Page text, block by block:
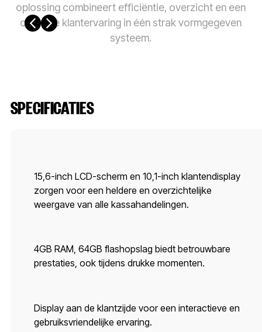
oplossing combineert efficiëntie, overzicht en een
optimale klantervaring in één strak vormgegeven
systeem.
SPECIFICATIES
15,6-inch LCD-scherm en 10,1-inch klantendisplay
zorgen voor een heldere en overzichtelijke
weergave van alle kassahandelingen.
4GB RAM, 64GB flashopslag biedt betrouwbare
prestaties, ook tijdens drukke momenten.
Display aan de klantzijde voor een interactieve en
gebruiksvriendelijke ervaring.